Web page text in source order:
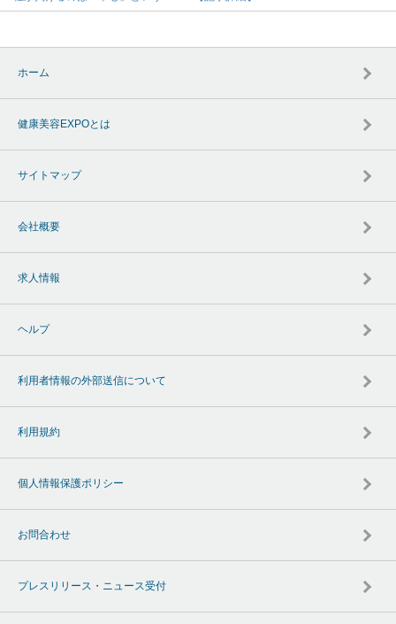
ホーム
健康美容EXPOとは
サイトマップ
会社概要
求人情報
ヘルプ
利用者情報の外部送信について
利用規約
個人情報保護ポリシー
お問合わせ
プレスリリース・ニュース受付